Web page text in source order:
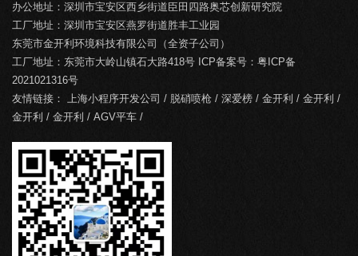
办公地址：深圳市宝安区西乡街道臣田四路奥芯创新研究院
工厂地址：深圳市宝安区燕罗街道胜丰工业园
东莞市金开利环境科技有限公司（全资子公司）
工厂地址：东莞市大岭山镇石大路418号 ICP备案号： 粤ICP备
2021021316号
友情链接： 上海小程序开发公司 / 脱硝喷枪 / 深爱榜 / 金开利 / 金开利 /
金开利 / 金开利 / AGV平车 /